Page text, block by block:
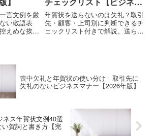
言文例を厳
い敬語表
えめな挨拶
版】
年賀状を送らないのは失礼？取引
先・顧客・上司別に判断できるチ
ェックリスト付きで解説。送らな
喪中欠礼と年賀状の使い分け｜取引先に
失礼のないビジネスマナー【2026年版】
ス年賀状文例40選
い賀詞と書き方【完